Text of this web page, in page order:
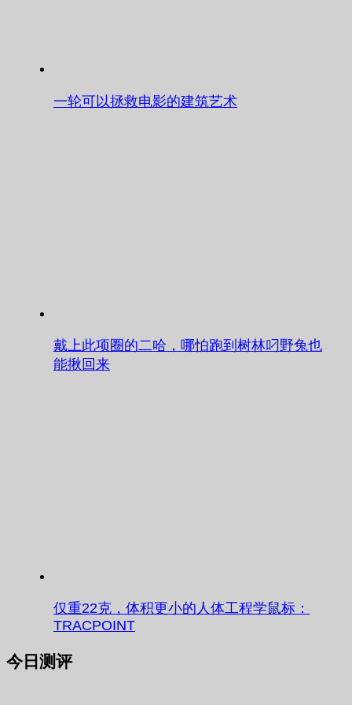
一轮可以拯救电影的建筑艺术
戴上此项圈的二哈，哪怕跑到树林叼野兔也
能揪回来
仅重22克，体积更小的人体工程学鼠标：
TRACPOINT
今日测评